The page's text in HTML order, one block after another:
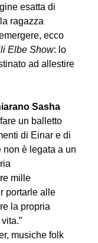
esatta di
ragazza
ecco
Elbe Show: lo
ad allestire
Sasha
un balletto
di Einar e di
non è legata a un
mille
portarle alle
la propria
musiche folk